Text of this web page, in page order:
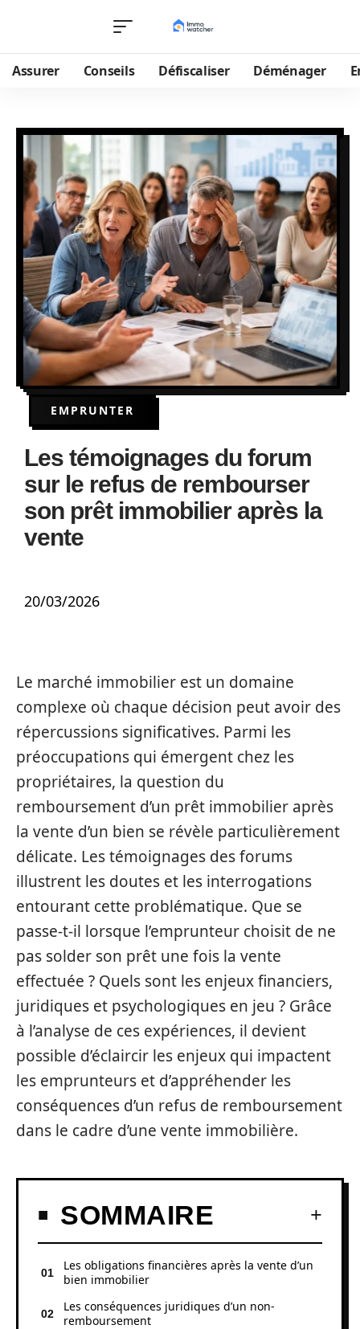
Assurer Conseils Défiscaliser Déménager
EMPRUNTER
Les témoignages du forum
sur le refus de rembourser
son prêt immobilier après la
vente
20/03/2026
Le marché immobilier est un domaine
complexe où chaque décision peut avoir des
répercussions significatives. Parmi les
préoccupations qui émergent chez les
propriétaires, la question du
remboursement d’un prêt immobilier après
la vente d’un bien se révèle particulièrement
délicate. Les témoignages des forums
illustrent les doutes et les interrogations
entourant cette problématique. Que se
passe-t-il lorsque l’emprunteur choisit de ne
pas solder son prêt une fois la vente
effectuée ? Quels sont les enjeux financiers,
juridiques et psychologiques en jeu ? Grâce
à l’analyse de ces expériences, il devient
possible d’éclaircir les enjeux qui impactent
les emprunteurs et d’appréhender les
conséquences d’un refus de remboursement
dans le cadre d’une vente immobilière.
SOMMAIRE
Les obligations financières après la vente d’un
bien immobilier
Les conséquences juridiques d’un non-
remboursement